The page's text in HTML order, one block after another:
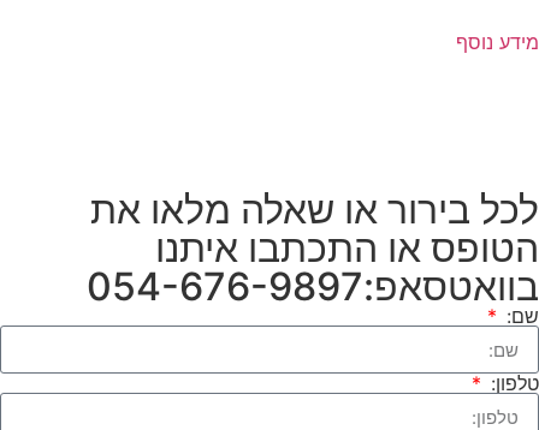
מידע נוסף
לכל בירור או שאלה מלאו את
הטופס או התכתבו איתנו
בוואטסאפ:054-676-9897
שם:
טלפון: